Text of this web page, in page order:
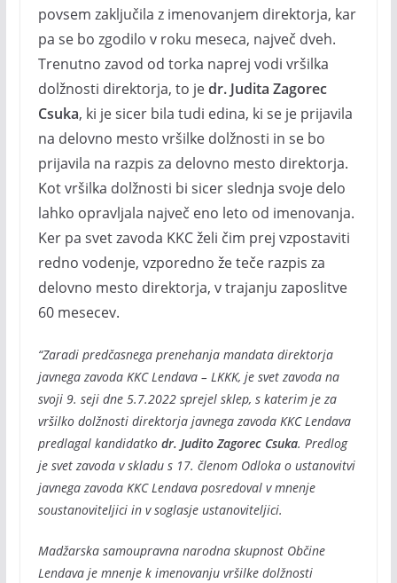
povsem zaključila z imenovanjem direktorja, kar
pa se bo zgodilo v roku meseca, največ dveh.
Trenutno zavod od torka naprej vodi vršilka
dolžnosti direktorja, to jedr. Judita Zagorec
Csuka, ki je sicer bila tudi edina, ki se je prijavila
na delovno mesto vršilke dolžnosti in se bo
prijavila na razpis za delovno mesto direktorja.
Kot vršilka dolžnosti bi sicer slednja svoje delo
lahko opravljala največ eno leto od imenovanja.
Ker pa svet zavoda KKC želi čim prej vzpostaviti
redno vodenje, vzporedno že teče razpis za
delovno mesto direktorja, v trajanju zaposlitve
60 mesecev.
“Zaradi predčasnega prenehanja mandata direktorja
javnega zavoda KKC Lendava – LKKK, je svet zavoda na
svoji 9. seji dne 5.7.2022 sprejel sklep, s katerim je za
vršilko dolžnosti direktorja javnega zavoda KKC Lendava
predlagal kandidatko dr. Judito Zagorec Csuka. Predlog
je svet zavoda v skladu s 17. členom Odloka o ustanovitvi
javnega zavoda KKC Lendava posredoval v mnenje
soustanoviteljici in v soglasje ustanoviteljici.
Madžarska samoupravna narodna skupnost Občine
Lendava je mnenje k imenovanju vršilke dolžnosti